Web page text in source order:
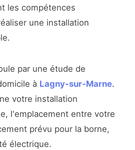
les compétences
une installation
par une étude de
à Lagny-sur-Marne.
votre installation
l'emplacement entre votre
prévu pour la borne,
électrique.